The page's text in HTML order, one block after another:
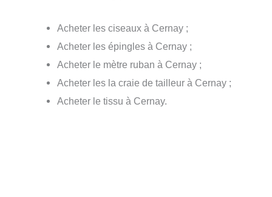
Acheter les ciseaux à Cernay ;
Acheter les épingles à Cernay ;
Acheter le mètre ruban à Cernay ;
Acheter les la craie de tailleur à Cernay ;
Acheter le tissu à Cernay.